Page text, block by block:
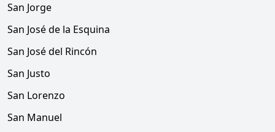
San Jorge
San José de la Esquina
San José del Rincón
San Justo
San Lorenzo
San Manuel